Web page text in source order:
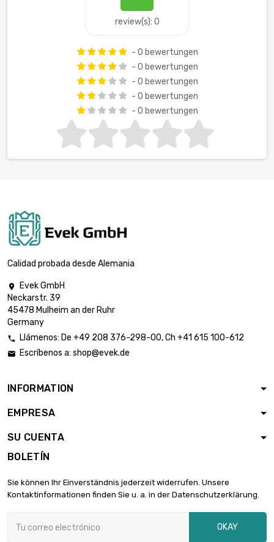
review(s): 0
- 0 bewertungen
- 0 bewertungen
- 0 bewertungen
- 0 bewertungen
- 0 bewertungen
Calidad probada desde Alemania

Evek GmbH
Neckarstr. 39
45478 Mulheim an der Ruhr
Germany
 Llámenos: De +49 208 376-298-00, Ch +41 615 100-612
 Escríbenos a: shop@evek.de
INFORMATION
EMPRESA
SU CUENTA
BOLETÍN
Sie können Ihr Einverständnis jederzeit widerrufen. Unsere
Kontaktinformationen finden Sie u. a. in der Datenschutzerklärung.
OKAY